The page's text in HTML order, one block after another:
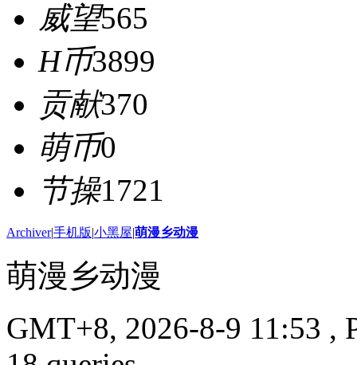
威望565
H币3899
贡献370
萌币0
节操1721
Archiver|手机版|小黑屋|萌漫乡动漫
萌漫乡动漫
GMT+8, 2026-8-9 11:53 ,